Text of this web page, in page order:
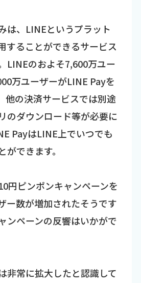
は、LINEというプラット
することができるサービス
LINEのおよそ7,600万ユー
万ユーザーがLINE Payを
他の決済サービスでは別途
のダウンロード等が必要に
PayはLINE上でいつでも
できます。
10円ピンポンキャンペーンを
ー数が増加されたそうです
ンペーンの反響はいかがで
非常に拡大したと認識して